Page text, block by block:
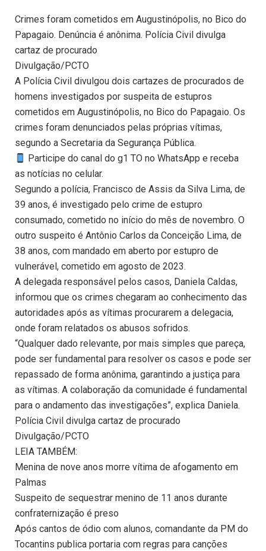
Crimes foram cometidos em Augustinópolis, no Bico do
Papagaio. Denúncia é anônima. Polícia Civil divulga
cartaz de procurado
Divulgação/PCTO
A Polícia Civil divulgou dois cartazes de procurados de
homens investigados por suspeita de estupros
cometidos em Augustinópolis, no Bico do Papagaio. Os
crimes foram denunciados pelas próprias vítimas,
segundo a Secretaria da Segurança Pública.
Participe do canal do g1 TO no WhatsApp e receba
as notícias no celular.
Segundo a polícia, Francisco de Assis da Silva Lima, de
39 anos, é investigado pelo crime de estupro
consumado, cometido no início do mês de novembro. O
outro suspeito é Antônio Carlos da Conceição Lima, de
38 anos, com mandado em aberto por estupro de
vulnerável, cometido em agosto de 2023.
A delegada responsável pelos casos, Daniela Caldas,
informou que os crimes chegaram ao conhecimento das
autoridades após as vítimas procurarem a delegacia,
onde foram relatados os abusos sofridos.
“Qualquer dado relevante, por mais simples que pareça,
pode ser fundamental para resolver os casos e pode ser
repassado de forma anônima, garantindo a justiça para
as vítimas. A colaboração da comunidade é fundamental
para o andamento das investigações”, explica Daniela.
Polícia Civil divulga cartaz de procurado
Divulgação/PCTO
LEIA TAMBÉM:
Menina de nove anos morre vítima de afogamento em
Palmas
Suspeito de sequestrar menino de 11 anos durante
confraternização é preso
Após cantos de ódio com alunos, comandante da PM do
Tocantins publica portaria com regras para canções